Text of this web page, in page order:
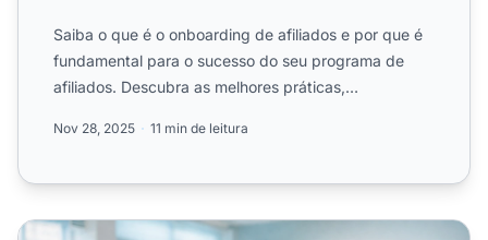
Saiba o que é o onboarding de afiliados e por que é
fundamental para o sucesso do seu programa de
afiliados. Descubra as melhores práticas,
Nov 28, 2025 11 min de leitura
Como Personalizar a Integração de Afiliados para o